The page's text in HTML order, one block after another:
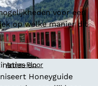
voor een
op welke manier dit
en
Honeyguide
| Anne-Floor